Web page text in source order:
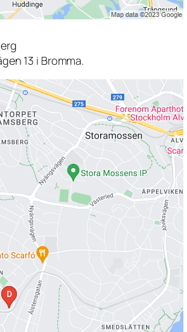
13 i Bromma.